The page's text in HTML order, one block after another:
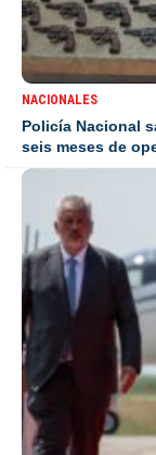
NACIONALES
Policía Nacional
seis meses de